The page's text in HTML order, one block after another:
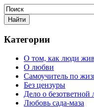
Категории
О том, как люди
О любви
Самоучитель по
Без цензуры
Дело о безответной
Любовь сада-маза